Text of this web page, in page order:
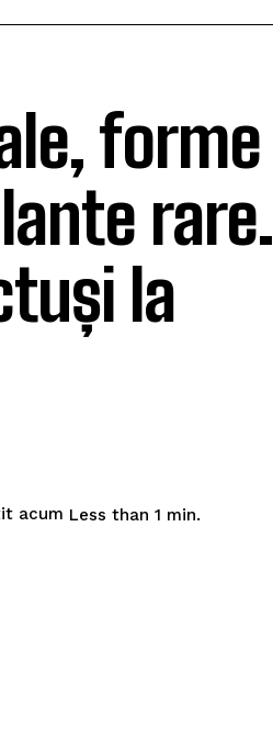
forme
rare.
la
acum Less than 1 min.